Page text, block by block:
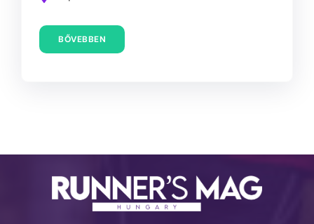
BŐVEBBEN